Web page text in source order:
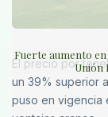
Fuerte aumento
Unión
El precio por
un 39% superior
puso en vigencia